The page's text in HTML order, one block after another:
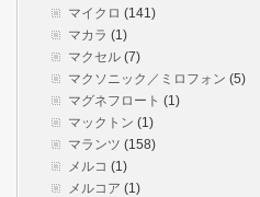
マイクロ (141)
マカラ (1)
マクセル (7)
マクソニック／ミロフォン (5)
マグネフロート (1)
マックトン (1)
マランツ (158)
メルコ (1)
メルコア (1)